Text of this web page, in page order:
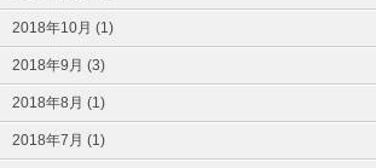
2018年10月 (1)
2018年9月 (3)
2018年8月 (1)
2018年7月 (1)